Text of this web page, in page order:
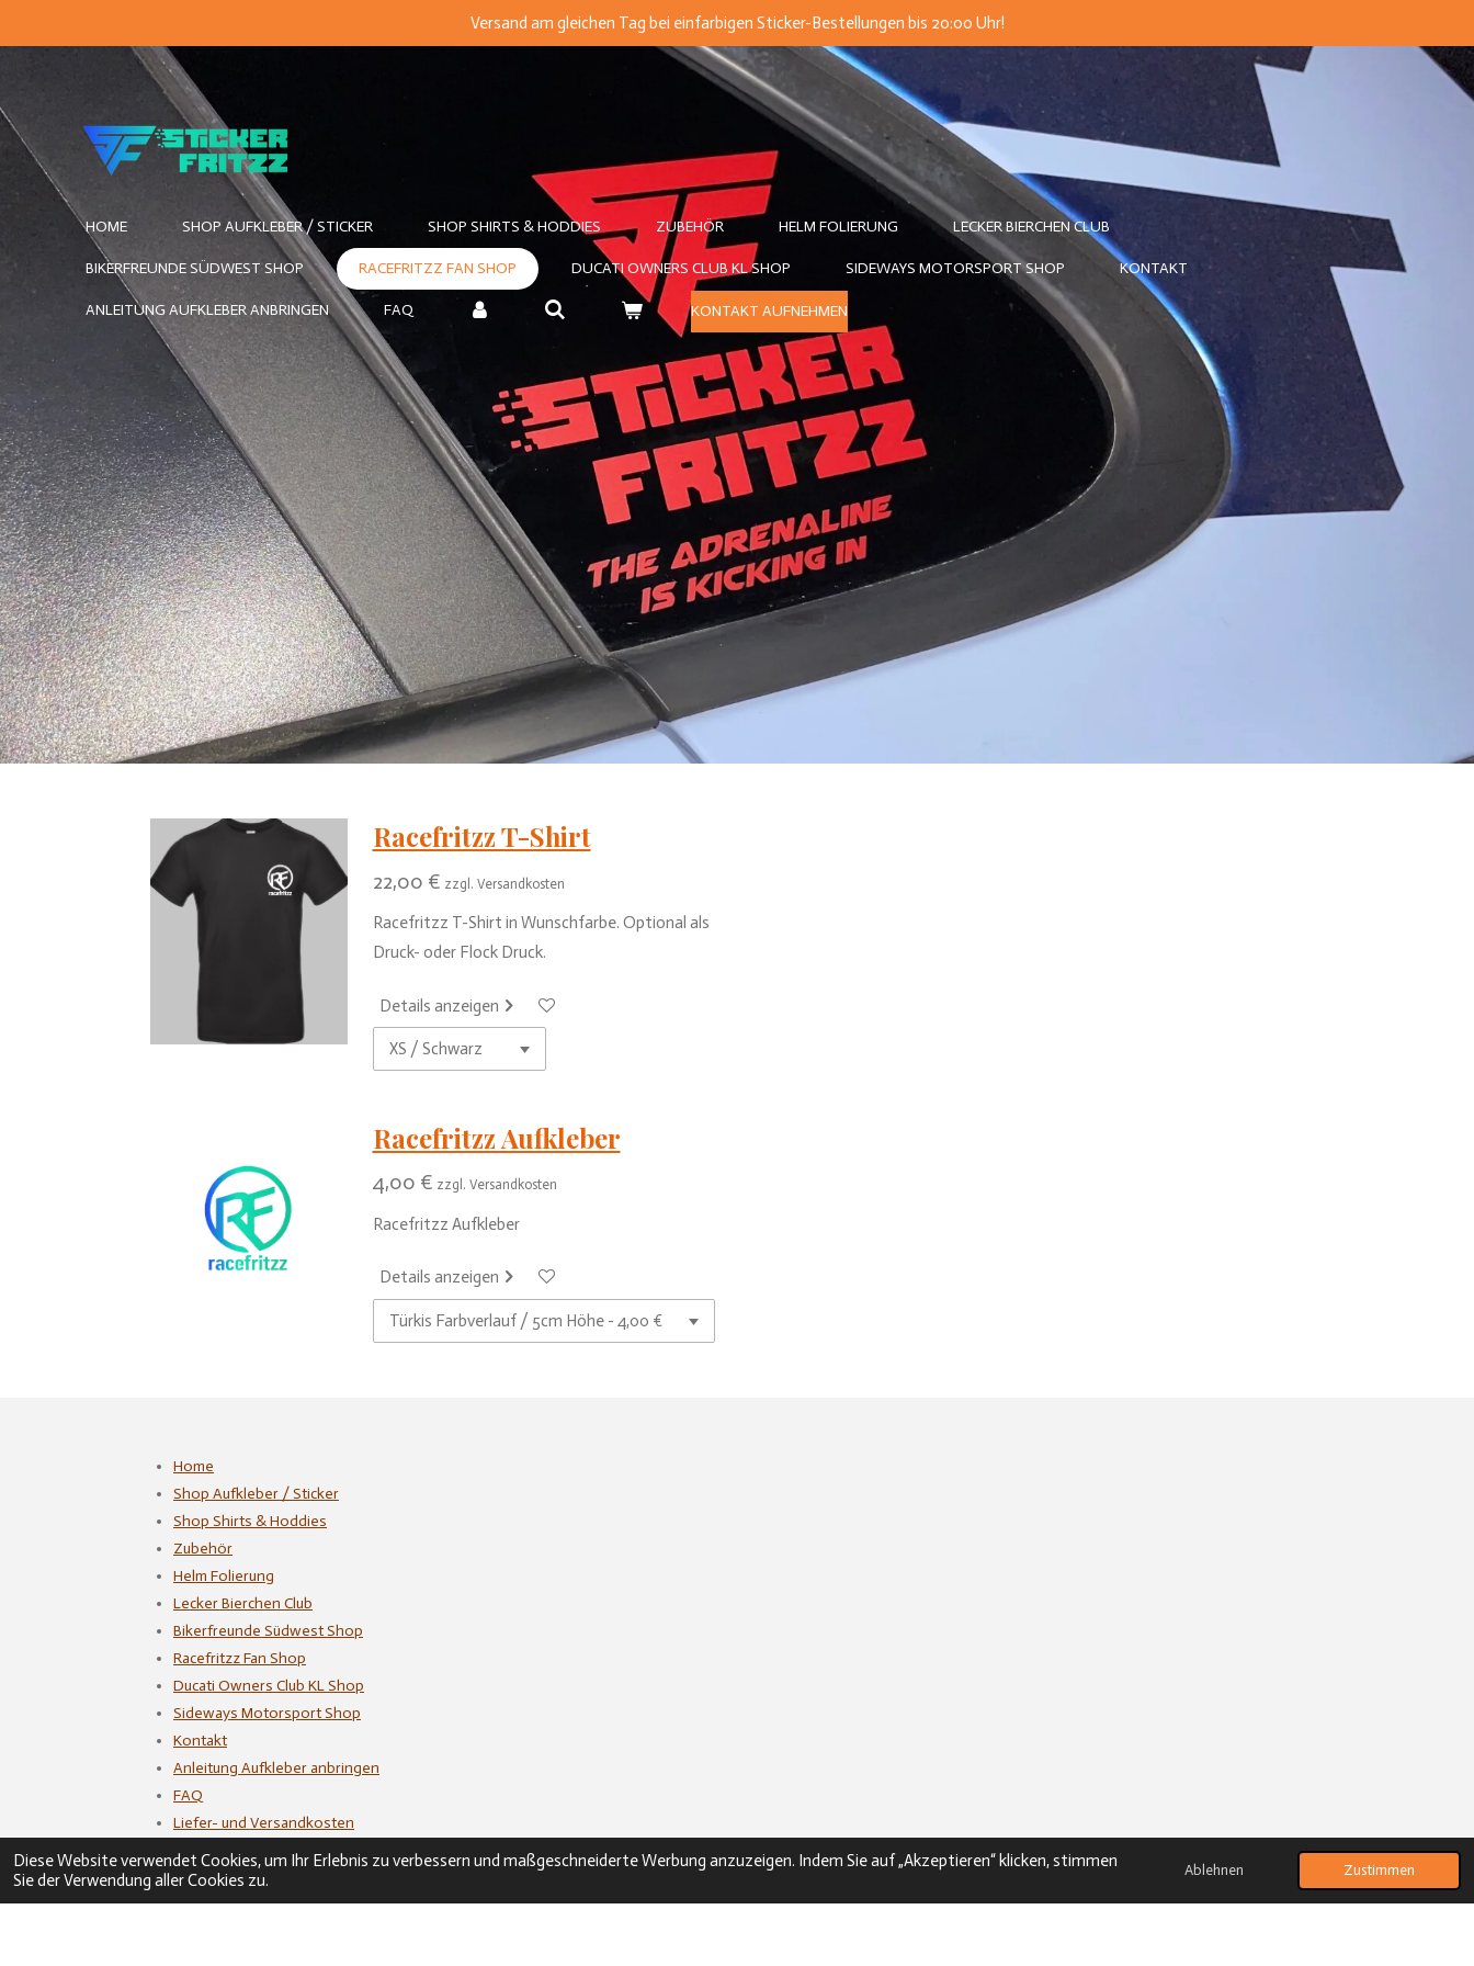
Diese Website verwendet Cookies, um Ihr Erlebnis zu verbessern und maßgeschneiderte Werbung anzuzeigen. Indem Sie auf „Akzeptieren“ klicken, stimmen
Sie der Verwendung aller Cookies zu.
Ablehnen Zustimmen
Versand am gleichen Tag bei einfarbigen Sticker-Bestellungen bis 20:00 Uhr!
HOME SHOP AUFKLEBER / STICKER SHOP SHIRTS & HODDIES ZUBEHÖR HELM FOLIERUNG LECKER BIERCHEN CLUB
BIKERFREUNDE SÜDWEST SHOP RACEFRITZZ FAN SHOP DUCATI OWNERS CLUB KL SHOP SIDEWAYS MOTORSPORT SHOP KONTAKT
ANLEITUNG AUFKLEBER ANBRINGEN FAQ KONTAKT AUFNEHMEN
Racefritzz T-Shirt
22,00 € zzgl. Versandkosten
Racefritzz T-Shirt in Wunschfarbe. Optional als
Druck- oder Flock Druck.
Details anzeigen
Racefritzz Aufkleber
4,00 € zzgl. Versandkosten
Racefritzz Aufkleber
Details anzeigen
Home
Shop Aufkleber / Sticker
Shop Shirts & Hoddies
Zubehör
Helm Folierung
Lecker Bierchen Club
Bikerfreunde Südwest Shop
Racefritzz Fan Shop
Ducati Owners Club KL Shop
Sideways Motorsport Shop
Kontakt
Anleitung Aufkleber anbringen
FAQ
Liefer- und Versandkosten
Impressum
AGB
Datenschutzerklärung